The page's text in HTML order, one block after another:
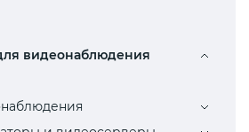
видеонаблюдения